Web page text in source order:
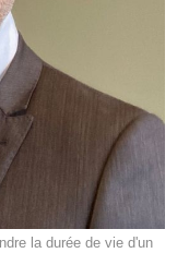
la durée de vie d'un